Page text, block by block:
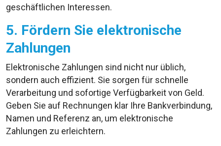
geschäftlichen Interessen.
5. Fördern Sie elektronische
Zahlungen
Elektronische Zahlungen sind nicht nur üblich,
sondern auch effizient. Sie sorgen für schnelle
Verarbeitung und sofortige Verfügbarkeit von Geld.
Geben Sie auf Rechnungen klar Ihre Bankverbindung,
Namen und Referenz an, um elektronische
Zahlungen zu erleichtern.